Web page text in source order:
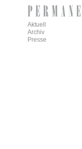
Aktuell
Archiv
Presse